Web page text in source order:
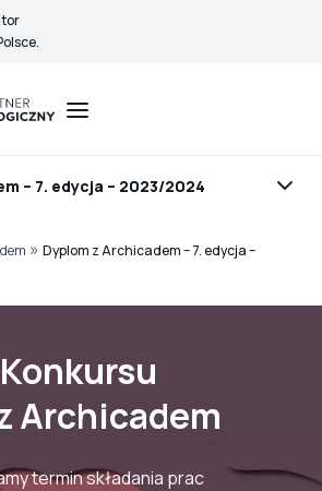
– 7. edycja – 2023/2024
» Dyplom z Archicadem – 7. edycja –
Archicadem
termin składania prac